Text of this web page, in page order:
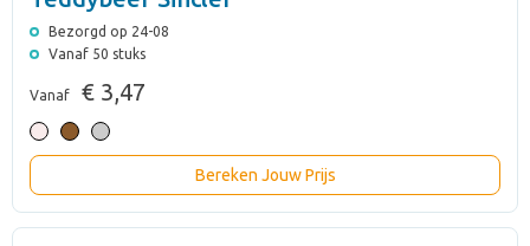
Bezorgd op 24-08
Vanaf 50 stuks
Vanaf € 3,47
Bereken Jouw Prijs